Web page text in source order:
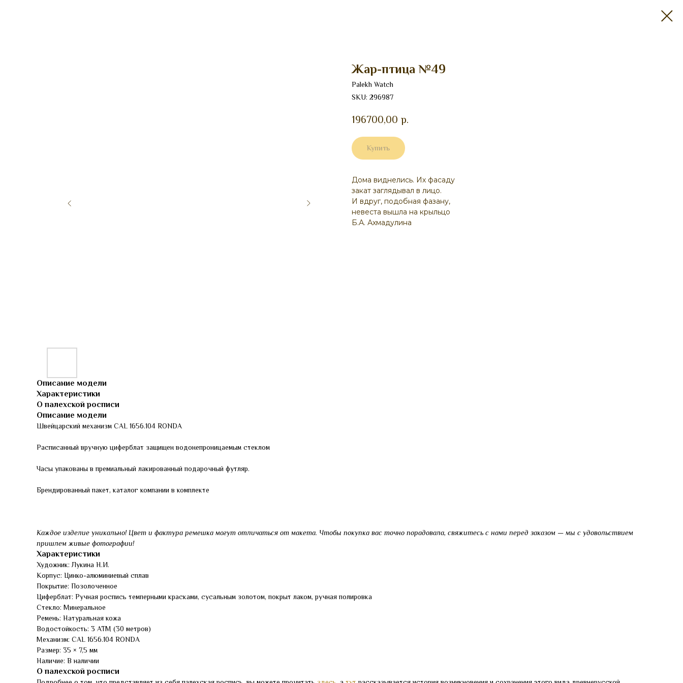
Жар-птица №49
Palekh Watch
SKU: 296987
196700,00 р.
Купить
Дома виднелись. Их фасаду
закат заглядывал в лицо.
И вдруг, подобная фазану,
невеста вышла на крыльцо
Б.А. Ахмадулина
Описание модели
Характеристики
О палехской росписи
Описание модели
Швейцарский механизм CAL 1656.104 RONDA
Расписанный вручную циферблат защищен водонепроницаемым стеклом
Часы упакованы в премиальный лакированный подарочный футляр.
Брендированный пакет, каталог компании в комплекте
Каждое изделие уникально! Цвет и фактура ремешка могут отличаться от макета. Чтобы покупка вас точно порадовала, свяжитесь с нами перед заказом — мы с удовольствием
пришлем живые фотографии!
Характеристики
Художник: Лукина Н.И.
Корпус: Цинко-алюминиевый сплав
Покрытие: Позолоченное
Циферблат: Ручная роспись темперными красками, сусальным золотом, покрыт лаком, ручная полировка
Стекло: Минеральное
Ремень: Натуральная кожа
Водостойкость: 3 АТМ (30 метров)
Механизм: CAL 1656.104 RONDA
Размер: 35 × 7,5 мм
Наличие: В наличии
О палехской росписи